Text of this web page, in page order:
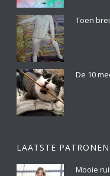
Toen
De 10
LAATSTE PATRONEN:
Mooie